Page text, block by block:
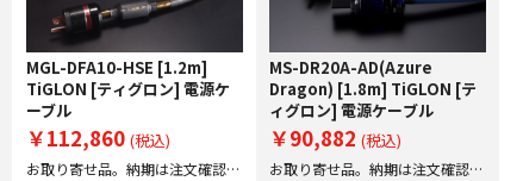
MGL-DFA10-HSE [1.2m]
TiGLON [ティグロン] 電源ケ
ーブル
￥112,860 (税込)
お取り寄せ品。納期は注文確認後
MS-DR20A-AD(Azure
Dragon) [1.8m] TiGLON [テ
ィグロン] 電源ケーブル
￥90,882 (税込)
お取り寄せ品。納期は注文確認後